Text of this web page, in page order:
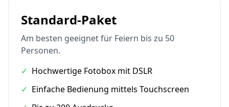
Standard-Paket
Am besten geeignet für Feiern bis zu 50
Personen.
✓ Hochwertige Fotobox mit DSLR
✓ Einfache Bedienung mittels Touchscreen